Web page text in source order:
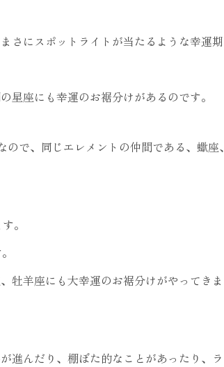
さにスポットライトが当たるような幸運期
星座にも幸運のお裾分けがあるのです。
で、同じエレメントの仲間である、蠍座、
。
牡羊座にも大幸運のお裾分けがやってきま
進んだり、棚ぼた的なことがあったり、ラ